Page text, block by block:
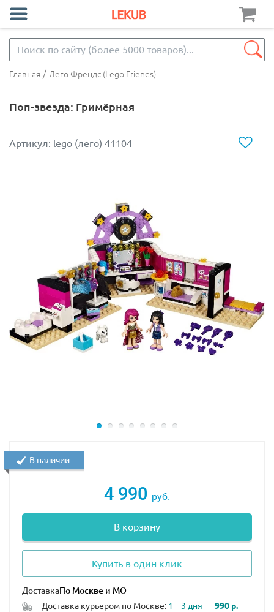
Главная / Лего Френдс (Lego Friends)
Поп-звезда: Гримёрная
Артикул: lego (лего) 41104
4 990 руб.
В корзину
Купить в один клик
Доставка
Доставка курьером по Москве: 1 – 3 дня —990 р.
В наличии